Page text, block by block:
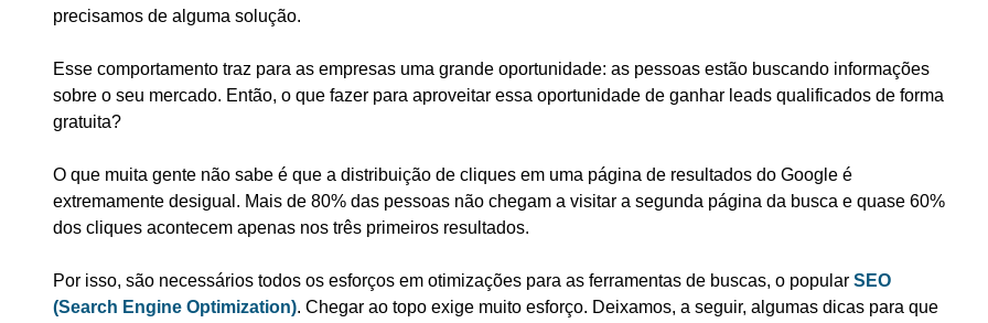
precisamos de alguma solução.
Esse comportamento traz para as empresas uma grande oportunidade: as pessoas estão buscando informações
sobre o seu mercado. Então, o que fazer para aproveitar essa oportunidade de ganhar leads qualificados de forma
gratuita?
O que muita gente não sabe é que a distribuição de cliques em uma página de resultados do Google é
extremamente desigual. Mais de 80% das pessoas não chegam a visitar a segunda página da busca e quase 60%
dos cliques acontecem apenas nos três primeiros resultados.
Por isso, são necessários todos os esforços em otimizações para as ferramentas de buscas, o popular SEO
(Search Engine Optimization). Chegar ao topo exige muito esforço. Deixamos, a seguir, algumas dicas para que